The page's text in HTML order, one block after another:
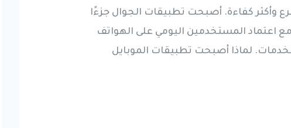
وأكثر كفاءة. أصبحت تطبيقات الجوال جزءًا
اعتماد المستخدمين اليومي على الهواتف
لماذا أصبحت تطبيقات الموبايل